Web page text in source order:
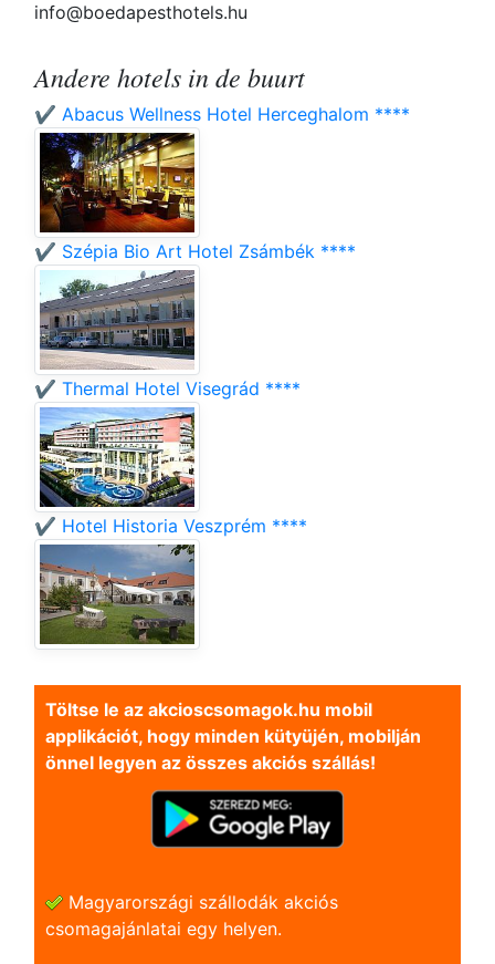
info@boedapesthotels.hu
Andere hotels in de buurt
✔️ Abacus Wellness Hotel Herceghalom ****
✔️ Szépia Bio Art Hotel Zsámbék ****
✔️ Thermal Hotel Visegrád ****
✔️ Hotel Historia Veszprém ****
Töltse le az akcioscsomagok.hu mobil
applikációt, hogy minden kütyüjén, mobilján
önnel legyen az összes akciós szállás!
Magyarországi szállodák akciós
csomagajánlatai egy helyen.